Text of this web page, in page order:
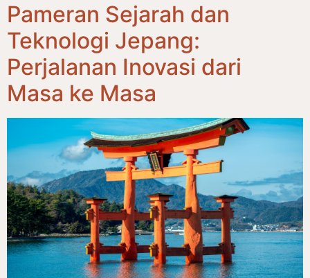
Pameran Sejarah dan
Teknologi Jepang:
Perjalanan Inovasi dari
Masa ke Masa